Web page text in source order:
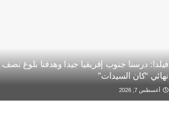
فيلدا: درسنا جنوب إفريقيا جيدا وهدفنا بلوغ نصف
نهائي “كان السيدات”
أغسطس 7, 2026